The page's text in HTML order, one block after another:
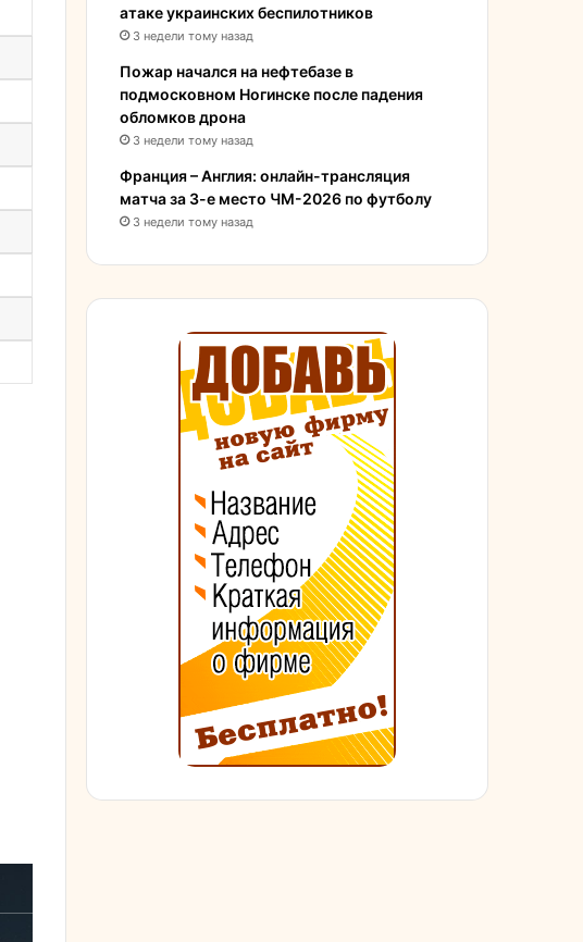
атаке украинских беспилотников
3 недели тому назад
Пожар начался на нефтебазе в
подмосковном Ногинске после падения
обломков дрона
3 недели тому назад
Франция – Англия: онлайн-трансляция
матча за 3-е место ЧМ-2026 по футболу
3 недели тому назад